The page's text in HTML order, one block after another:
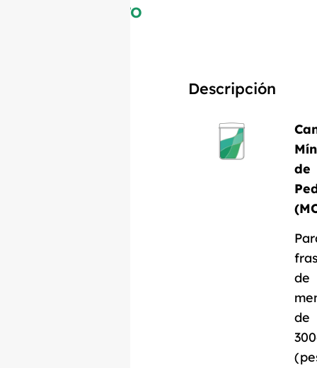
Sin Hombro
Descripción
de
de
de